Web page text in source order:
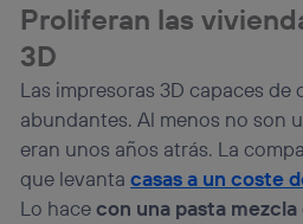
Proliferan las
3D
Las impresoras 3D capaces de
abundantes. Al menos no son
eran unos años atrás. La
que levantacasas a un coste
Lo hacecon una pasta